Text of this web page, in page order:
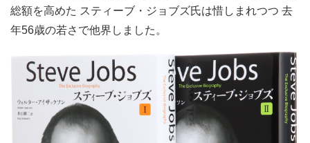
総額を高めた スティーブ・ジョブズ氏は惜しまれつつ 去
年56歳の若さで他界しました。